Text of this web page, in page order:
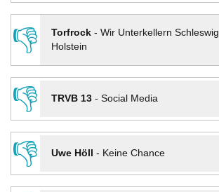
👎
Torfrock- Wir Unterkellern Schleswig
Holstein
👎
TRVB 13- Social Media
👎
Uwe Höll - Keine Chance